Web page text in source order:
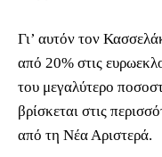
Γι’ αυτόν τον
από 20% στις
του μεγαλύτερο
βρίσκεται στις
από τη Νέα Αριστερά.